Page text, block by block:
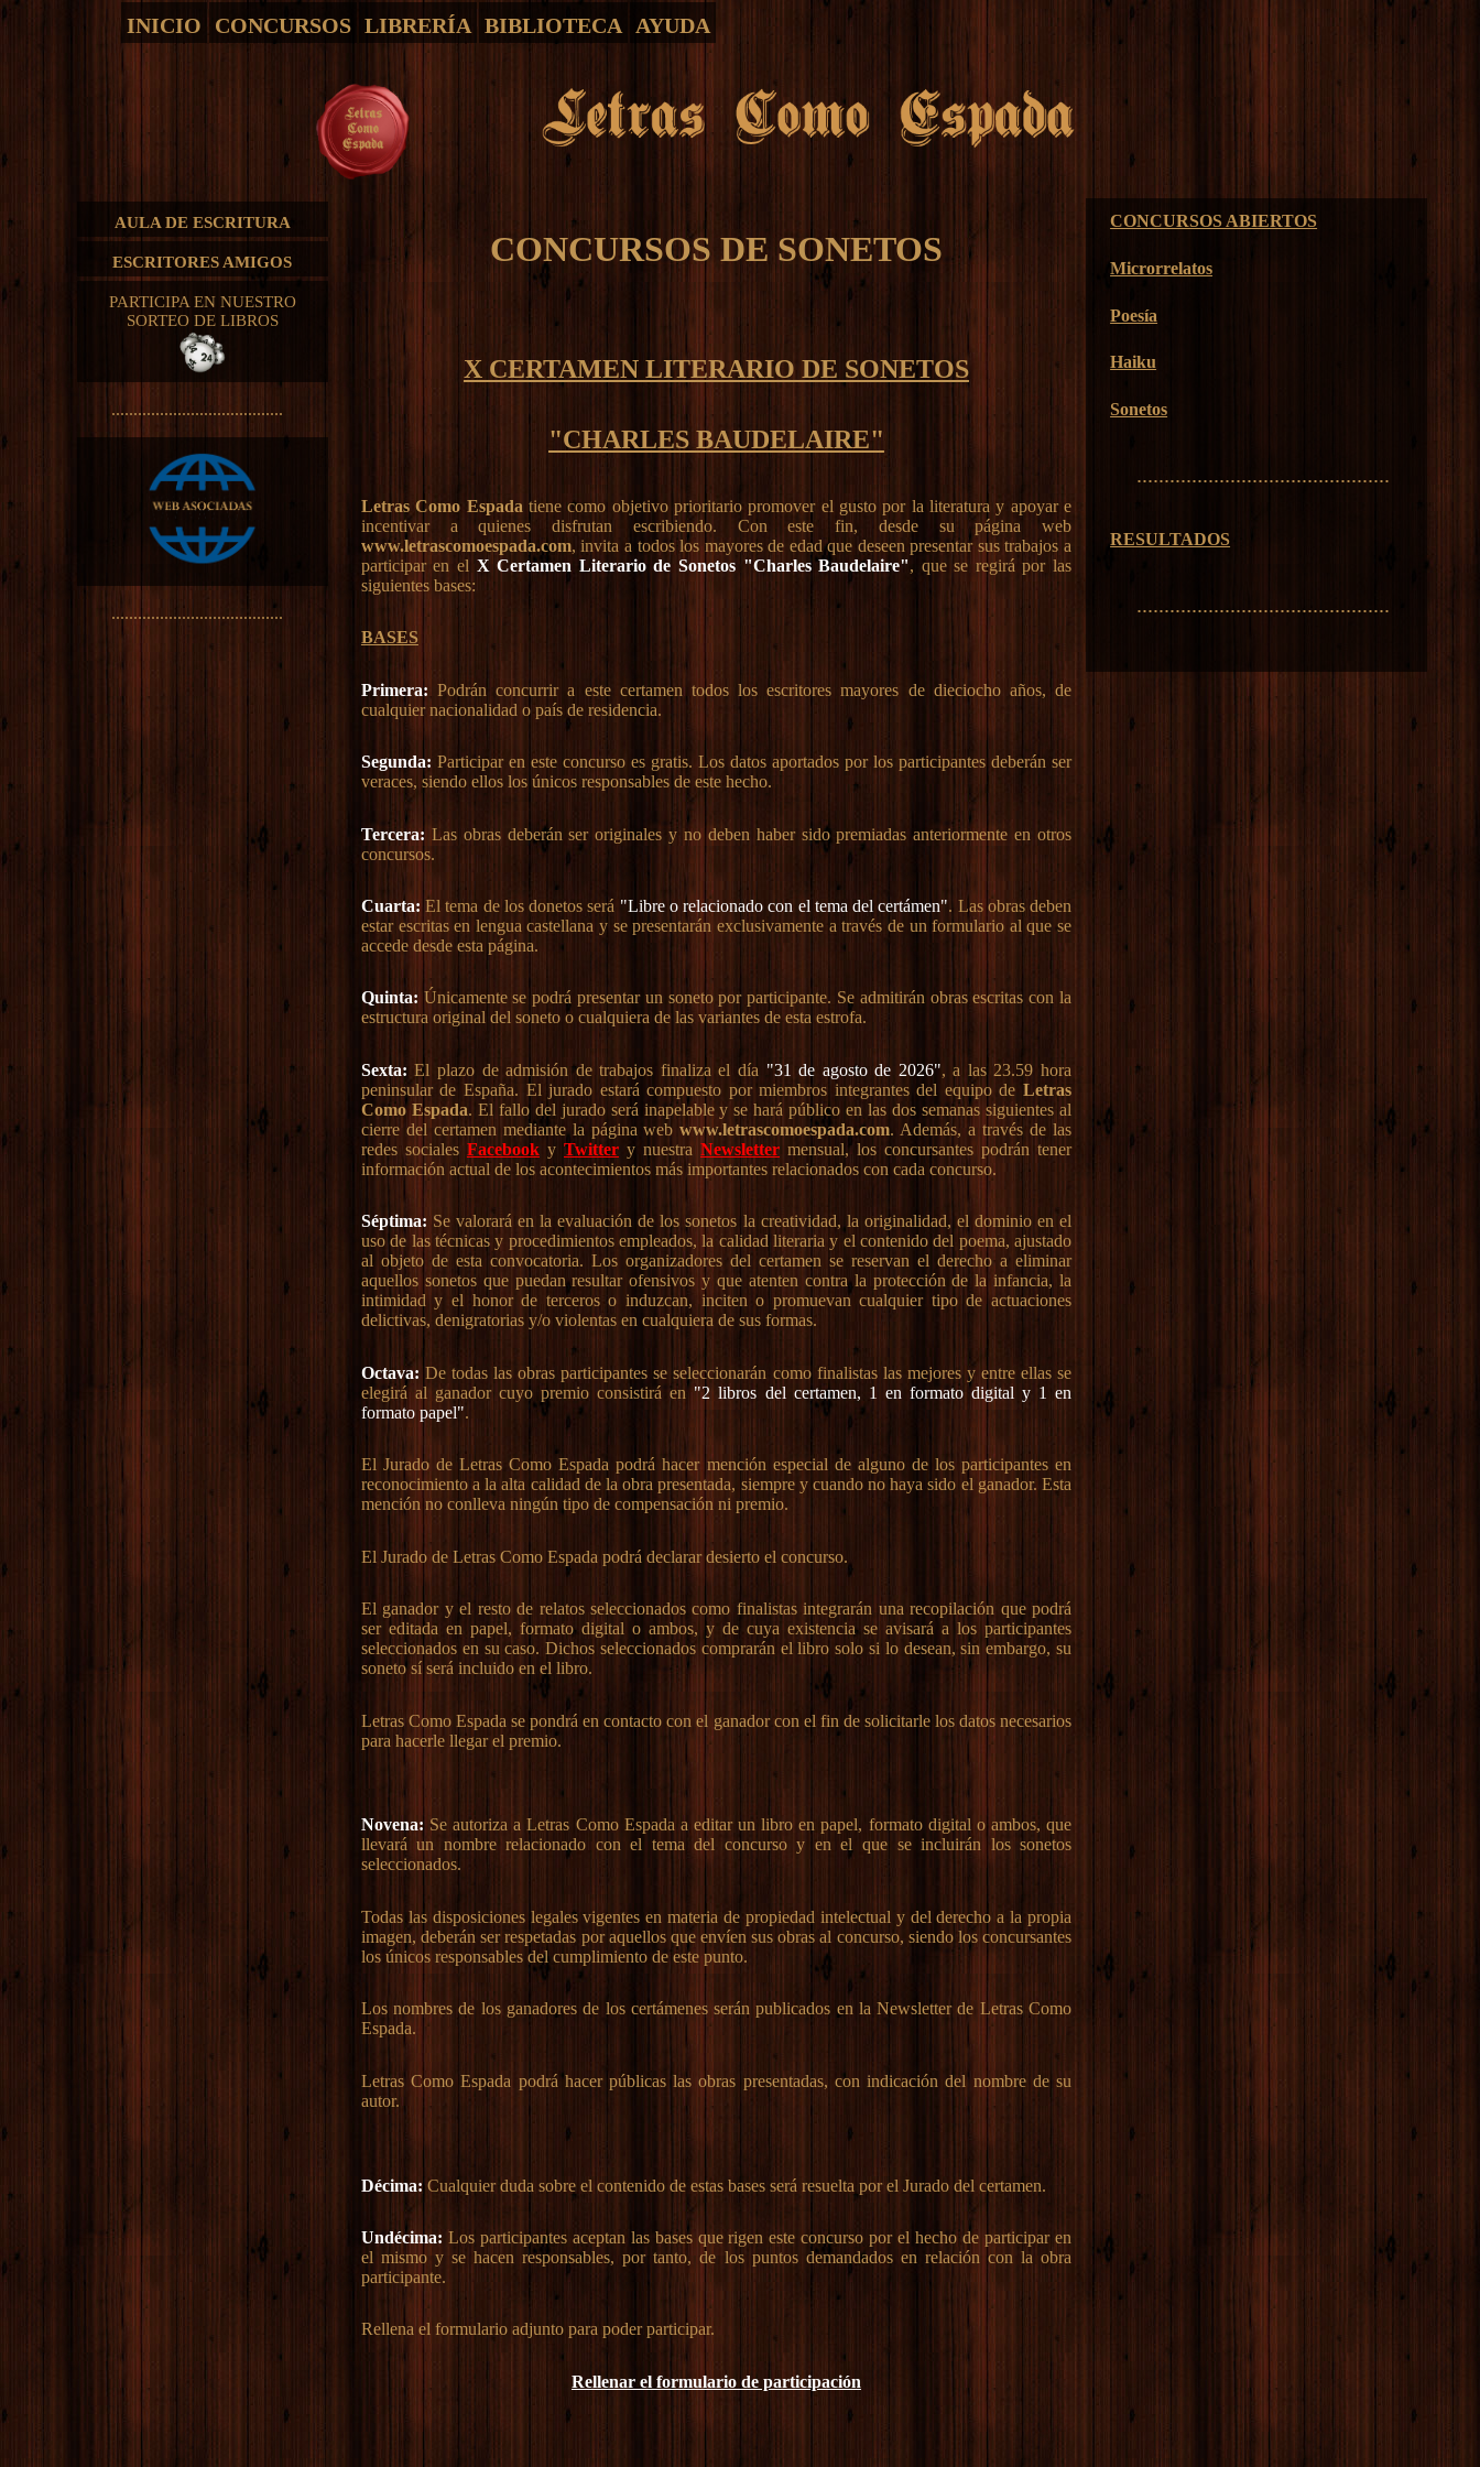
INICIO CONCURSOS LIBRERÍA BIBLIOTECA AYUDA
AULA DE ESCRITURA
ESCRITORES AMIGOS
PARTICIPA EN NUESTRO
SORTEO DE LIBROS
.......................................
.......................................
CONCURSOS DE SONETOS
X CERTAMEN LITERARIO DE SONETOS
"CHARLES BAUDELAIRE"
Letras Como Espada tiene como objetivo prioritario promover el gusto por la literatura y apoyar e
incentivar a quienes disfrutan escribiendo. Con este fin, desde su página web
www.letrascomoespada.com, invita a todos los mayores de edad que deseen presentar sus trabajos a
participar en el X Certamen Literario de Sonetos "Charles Baudelaire", que se regirá por las
siguientes bases:
BASES
Primera: Podrán concurrir a este certamen todos los escritores mayores de dieciocho años, de
cualquier nacionalidad o país de residencia.
Segunda: Participar en este concurso es gratis. Los datos aportados por los participantes deberán ser
veraces, siendo ellos los únicos responsables de este hecho.
Tercera: Las obras deberán ser originales y no deben haber sido premiadas anteriormente en otros
concursos.
Cuarta: El tema de los donetos será "Libre o relacionado con el tema del certámen". Las obras deben
estar escritas en lengua castellana y se presentarán exclusivamente a través de un formulario al que se
accede desde esta página.
Quinta: Únicamente se podrá presentar un soneto por participante. Se admitirán obras escritas con la
estructura original del soneto o cualquiera de las variantes de esta estrofa.
Sexta: El plazo de admisión de trabajos finaliza el día "31 de agosto de 2026", a las 23.59 hora
peninsular de España. El jurado estará compuesto por miembros integrantes del equipo deLetras
Como Espada. El fallo del jurado será inapelable y se hará público en las dos semanas siguientes al
cierre del certamen mediante la página webwww.letrascomoespada.com. Además, a través de las
redes sociales Facebooky Twittery nuestra Newsletter mensual, los concursantes podrán tener
información actual de los acontecimientos más importantes relacionados con cada concurso.
Séptima: Se valorará en la evaluación de los sonetos la creatividad, la originalidad, el dominio en el
uso de las técnicas y procedimientos empleados, la calidad literaria y el contenido del poema, ajustado
al objeto de esta convocatoria. Los organizadores del certamen se reservan el derecho a eliminar
aquellos sonetos que puedan resultar ofensivos y que atenten contra la protección de la infancia, la
intimidad y el honor de terceros o induzcan, inciten o promuevan cualquier tipo de actuaciones
delictivas, denigratorias y/o violentas en cualquiera de sus formas.
Octava: De todas las obras participantes se seleccionarán como finalistas las mejores y entre ellas se
elegirá al ganador cuyo premio consistirá en "2 libros del certamen, 1 en formato digital y 1 en
formato papel".
El Jurado de Letras Como Espada podrá hacer mención especial de alguno de los participantes en
reconocimiento a la alta calidad de la obra presentada, siempre y cuando no haya sido el ganador. Esta
mención no conlleva ningún tipo de compensación ni premio.
El Jurado de Letras Como Espada podrá declarar desierto el concurso.
El ganador y el resto de relatos seleccionados como finalistas integrarán una recopilación que podrá
ser editada en papel, formato digital o ambos, y de cuya existencia se avisará a los participantes
seleccionados en su caso. Dichos seleccionados comprarán el libro solo si lo desean, sin embargo, su
soneto sí será incluido en el libro.
Letras Como Espada se pondrá en contacto con el ganador con el fin de solicitarle los datos necesarios
para hacerle llegar el premio.
Novena: Se autoriza a Letras Como Espada a editar un libro en papel, formato digital o ambos, que
llevará un nombre relacionado con el tema del concurso y en el que se incluirán los sonetos
seleccionados.
Todas las disposiciones legales vigentes en materia de propiedad intelectual y del derecho a la propia
imagen, deberán ser respetadas por aquellos que envíen sus obras al concurso, siendo los concursantes
los únicos responsables del cumplimiento de este punto.
Los nombres de los ganadores de los certámenes serán publicados en la Newsletter de Letras Como
Espada.
Letras Como Espada podrá hacer públicas las obras presentadas, con indicación del nombre de su
autor.
Décima: Cualquier duda sobre el contenido de estas bases será resuelta por el Jurado del certamen.
Undécima: Los participantes aceptan las bases que rigen este concurso por el hecho de participar en
el mismo y se hacen responsables, por tanto, de los puntos demandados en relación con la obra
participante.
Rellena el formulario adjunto para poder participar.
Rellenar el formulario de participación
CONCURSOS ABIERTOS
Microrrelatos
Poesía
Haiku
Sonetos
..............................................
RESULTADOS
..............................................